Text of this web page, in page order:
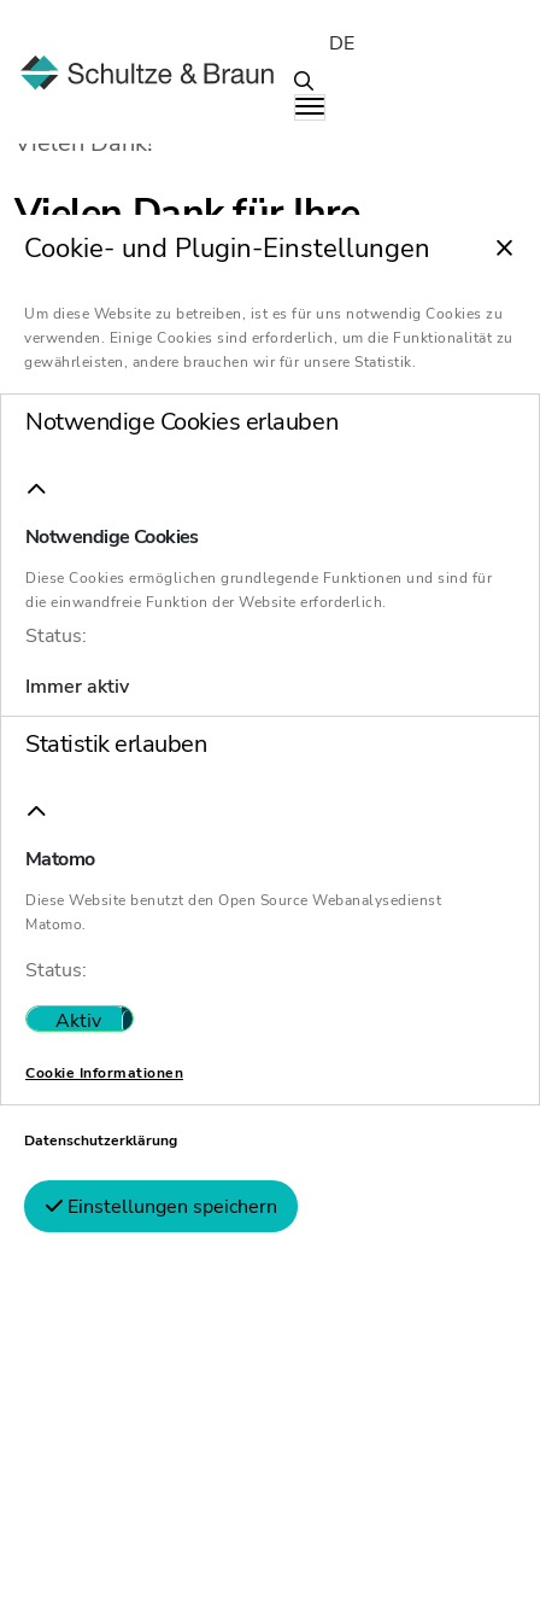
DE
Vielen Dank!
Vielen Dank für Ihre
Anmeldung!
Weitere Informationen folgen zu gegebenem
Zeitpunkt.
Schultze & Braun
Restrukturierung
Steuerberatung
Unternehmen
Jobs & Karriere
Newsroom
Cookie- und Plugin-Einstellungen
Um diese Website zu betreiben, ist es für uns notwendig Cookies zu
verwenden. Einige Cookies sind erforderlich, um die Funktionalität zu
gewährleisten, andere brauchen wir für unsere Statistik.
Notwendige Cookies erlauben
Notwendige Cookies
Diese Cookies ermöglichen grundlegende Funktionen und sind für
die einwandfreie Funktion der Website erforderlich.
Status:
Immer aktiv
Statistik erlauben
Matomo
Diese Website benutzt den Open Source Webanalysedienst
Matomo.
Status:
Aktiv
Nicht aktiv
Cookie Informationen
Datenschutzerklärung
Einstellungen speichern